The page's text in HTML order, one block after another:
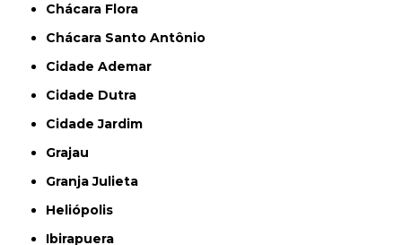
Chácara Flora
Chácara Santo Antônio
Cidade Ademar
Cidade Dutra
Cidade Jardim
Grajau
Granja Julieta
Heliópolis
Ibirapuera